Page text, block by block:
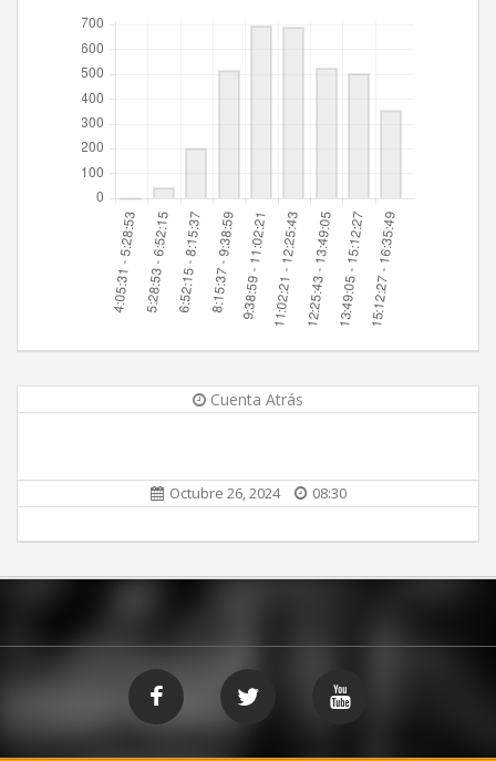
Cuenta Atrás
Octubre 26, 2024 08:30